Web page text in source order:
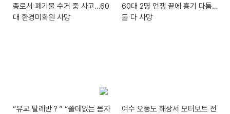
종로서 폐기물 수거 중 사고…60
대 환경미화원 사망
60대 2명 언쟁 끝에 흉기 다툼…
둘 다 사망
“유교 탈레반？” “쓸데없는 몸자
여수 오동도 해상서 모터보트 전